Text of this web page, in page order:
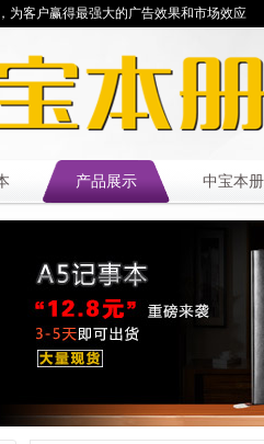
为客户赢得最强大的广告效果和市场效应
产品展示 中宝本